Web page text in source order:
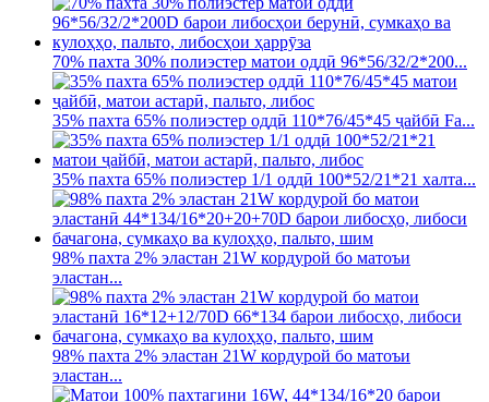
70% пахта 30% полиэстер матои оддӣ 96*56/32/2*200...
35% пахта 65% полиэстер оддӣ 110*76/45*45 ҷайбӣ Fa...
35% пахта 65% полиэстер 1/1 оддӣ 100*52/21*21 халта...
98% пахта 2% эластан 21W кордурой бо матоъи
эластан...
98% пахта 2% эластан 21W кордурой бо матоъи
эластан...